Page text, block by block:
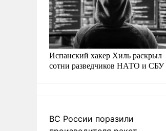
Испанский хакер Хиль раскрыл
сотни разведчиков НАТО и СБУ
ВС России поразили